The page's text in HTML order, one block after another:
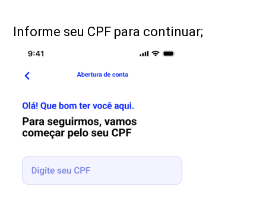
Informe seu CPF para continuar;